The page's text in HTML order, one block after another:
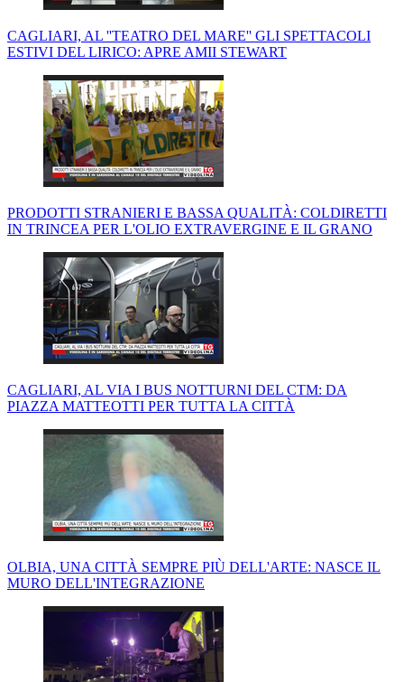
CAGLIARI, AL ''TEATRO DEL MARE'' GLI SPETTACOLI
ESTIVI DEL LIRICO: APRE AMII STEWART
PRODOTTI STRANIERI E BASSA QUALITÀ: COLDIRETTI
IN TRINCEA PER L'OLIO EXTRAVERGINE E IL GRANO
CAGLIARI, AL VIA I BUS NOTTURNI DEL CTM: DA
PIAZZA MATTEOTTI PER TUTTA LA CITTÀ
OLBIA, UNA CITTÀ SEMPRE PIÙ DELL'ARTE: NASCE IL
MURO DELL'INTEGRAZIONE